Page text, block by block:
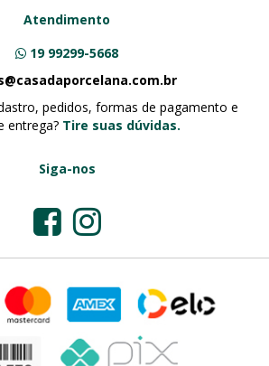
Atendimento
19 99299-5668
pedidos, formas de pagamento e
entrega? Tire suas dúvidas.
Siga-nos